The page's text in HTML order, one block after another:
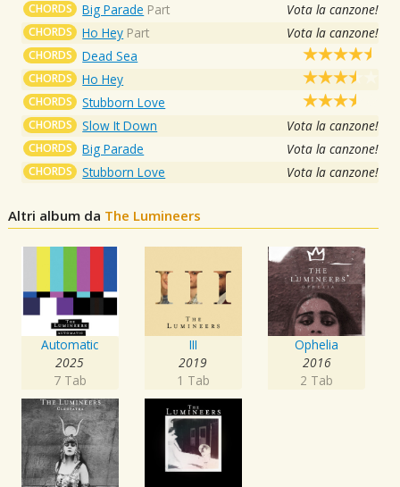
CHORDS Big Parade Part Vota la canzone!
CHORDS Ho Hey Part Vota la canzone!
CHORDS Dead Sea
CHORDS Ho Hey
CHORDS Stubborn Love
CHORDS Slow It Down Vota la canzone!
CHORDS Big Parade Vota la canzone!
CHORDS Stubborn Love Vota la canzone!
Altri album da The Lumineers
Automatic
2025
7 Tab
III
2019
1 Tab
Ophelia
2016
2 Tab